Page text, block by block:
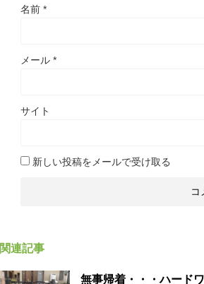
名前 *
メール *
サイト
新しい投稿をメールで受け取る
関連記事
無事帰着・・・ハード